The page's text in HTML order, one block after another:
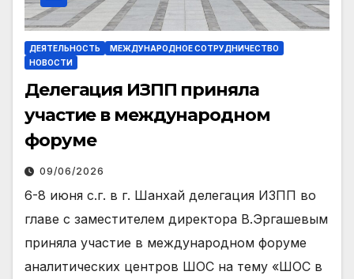
ДЕЯТЕЛЬНОСТЬ
МЕЖДУНАРОДНОЕ СОТРУДНИЧЕСТВО
НОВОСТИ
Делегация ИЗПП приняла
участие в международном
форуме
09/06/2026
6-8 июня с.г. в г. Шанхай делегация ИЗПП во
главе с заместителем директора В.Эргашевым
приняла участие в международном форуме
аналитических центров ШОС на тему «ШОС в